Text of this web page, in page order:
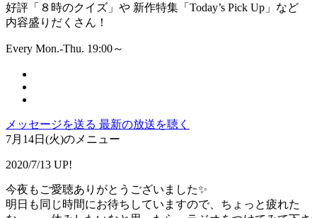
好評「８時のクイズ」や 新作特集「Today’s Pick Up」など
内容盛りだくさん！
Every Mon.-Thu. 19:00～
メッセージを送る 最新の放送を聴く
7月14日(火)のメニュー
2020/7/13 UP!
今夜もご愛聴ありがとうございました✨
明日も同じ時間にお待ちしていますので、ちょっと疲れた